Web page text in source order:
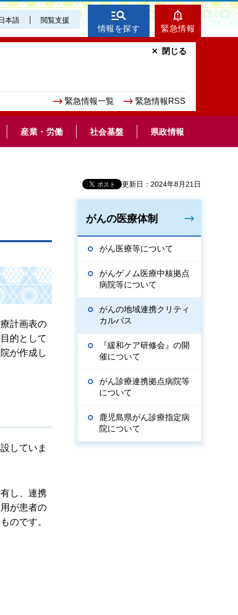
本語 閲覧支援
情報を探す 緊急情報
緊急情報一覧 緊急情報RSS
閉じる
産業・労働 社会基盤 県政情報
更新日：2024年8月21日
計画表の
的として
が作成し
していま
し、連携
が患者の
のです。
がんの医療体制
がん医療等について
がんゲノム医療中核拠点
病院等について
がんの地域連携クリティ
カルパス
『緩和ケア研修会』の開
催について
がん診療連携拠点病院等
について
鹿児島県がん診療指定病
院について